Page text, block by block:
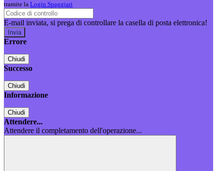
tramite la Login Spaggiari
E-mail inviata, si prega di controllare la casella di posta elettronica!
Errore
Chiudi
Successo
Chiudi
Informazione
Chiudi
Attendere...
Attendere il completamento dell'operazione...